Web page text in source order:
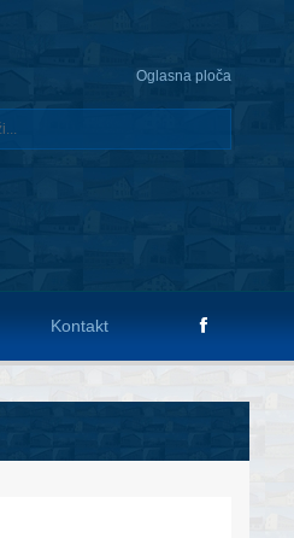
Oglasna ploča
Kontakt